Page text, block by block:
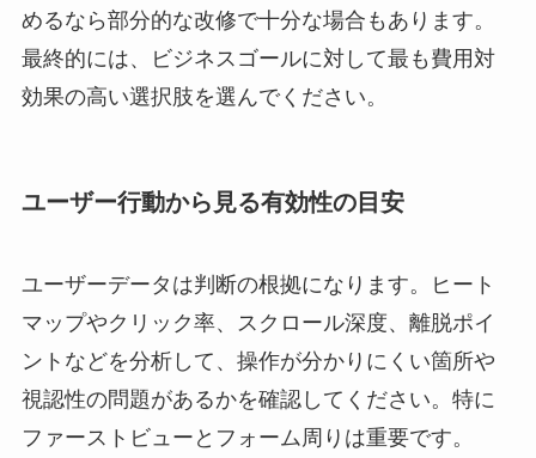
めるなら部分的な改修で十分な場合もあります。
最終的には、ビジネスゴールに対して最も費用対
効果の高い選択肢を選んでください。
ユーザー行動から見る有効性の目安
ユーザーデータは判断の根拠になります。ヒート
マップやクリック率、スクロール深度、離脱ポイ
ントなどを分析して、操作が分かりにくい箇所や
視認性の問題があるかを確認してください。特に
ファーストビューとフォーム周りは重要です。